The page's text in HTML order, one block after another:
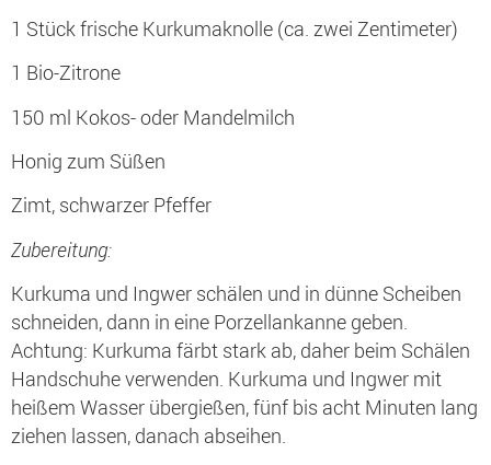
1 Stück frische Kurkumaknolle (ca. zwei Zentimeter)
1 Bio-Zitrone
150 ml Kokos- oder Mandelmilch
Honig zum Süßen
Zimt, schwarzer Pfeffer
Zubereitung:
Kurkuma und Ingwer schälen und in dünne Scheiben
schneiden, dann in eine Porzellankanne geben.
Achtung: Kurkuma färbt stark ab, daher beim Schälen
Handschuhe verwenden. Kurkuma und Ingwer mit
heißem Wasser übergießen, fünf bis acht Minuten lang
ziehen lassen, danach abseihen.